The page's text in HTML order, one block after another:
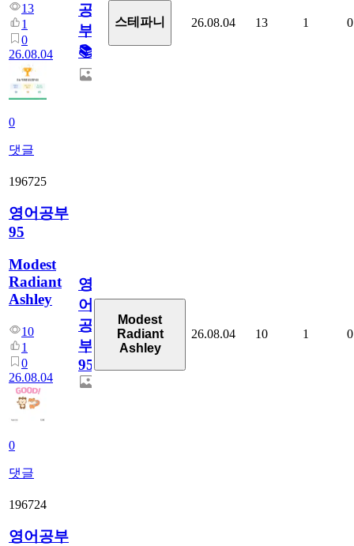
13
1
0
26.08.04
0
댓글
공
부!
📚
스테파니 26.08.04 13 1 0
196725
영어공부
95
Modest
Radiant
Ashley
10
1
0
26.08.04
0
댓글
영
어
공
부
95
Modest
Radiant
Ashley
26.08.04 10 1 0
196724
영어공부